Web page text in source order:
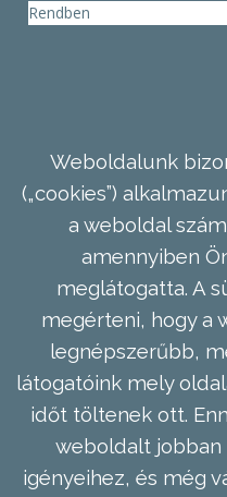
Rendben
Weboldalunk
(„cookies”)
a weboldal
amennyiben
meglátogatta. A
megérteni, hogy a
legnépszerűbb,
látogatóink mely
időt töltenek ott.
weboldalt jobban
igényeihez, és még